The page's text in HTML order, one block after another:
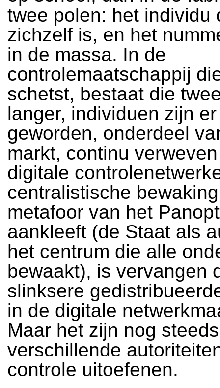
twee polen: het individu
zichzelf is, en het
in de massa. In de
controlemaatschappij
schetst, bestaat die
langer, individuen zijn
geworden, onderdeel
markt, continu
digitale
centralistische
metafoor van het
aankleeft (de Staat als
het centrum die alle
bewaakt), is vervangen
slinksere
in de digitale
Maar het zijn nog steeds
verschillende
controle uitoefenen.